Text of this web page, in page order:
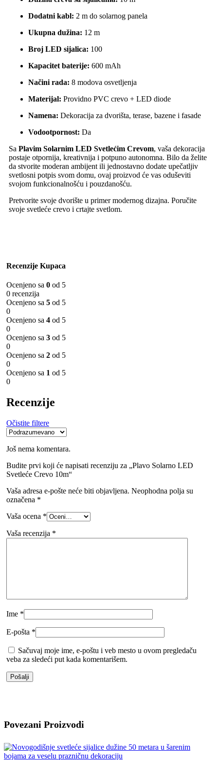
Dodatni kabl: 2 m do solarnog panela
Ukupna dužina: 12 m
Broj LED sijalica: 100
Kapacitet baterije: 600 mAh
Načini rada: 8 modova osvetljenja
Materijal: Providno PVC crevo + LED diode
Namena: Dekoracija za dvorišta, terase, bazene i fasade
Vodootpornost: Da
Sa Plavim Solarnim LED Svetlećim Crevom, vaša dekoracija
postaje otpornija, kreativnija i potpuno autonomna. Bilo da želite
da stvorite moderan ambijent ili jednostavno dodate upečatljiv
svetlosni potpis svom domu, ovaj proizvod će vas oduševiti
svojom funkcionalnošću i pouzdanošću.
Pretvorite svoje dvorište u primer modernog dizajna. Poručite
svoje svetleće crevo i crtajte svetlom.
Recenzije Kupaca
Ocenjeno sa 0 od 5
0 recenzija
Ocenjeno sa 5 od 5
0
Ocenjeno sa 4 od 5
0
Ocenjeno sa 3 od 5
0
Ocenjeno sa 2 od 5
0
Ocenjeno sa 1 od 5
0
Recenzije
Očistite filtere
Još nema komentara.
Budite prvi koji će napisati recenziju za „Plavo Solarno LED
Svetleće Crevo 10m“
Vaša adresa e-pošte neće biti objavljena. Neophodna polja su
označena *
Vaša ocena *
Vaša recenzija *
Ime *
E-pošta *
Sačuvaj moje ime, e-poštu i veb mesto u ovom pregledaču
veba za sledeći put kada komentarišem.
Povezani Proizvodi